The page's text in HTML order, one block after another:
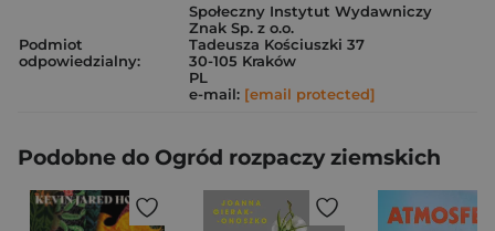
Podmiot
odpowiedzialny:
Społeczny Instytut Wydawniczy
Znak Sp. z o.o.
Tadeusza Kościuszki 37
30-105 Kraków
PL
e-mail: [email protected]
Podobne do Ogród rozpaczy ziemskich